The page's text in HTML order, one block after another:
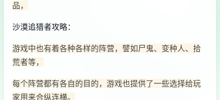
品，
沙漠追猎者攻略：
游戏中也有着各种各样的阵营，譬如尸鬼、变种人、拾
荒者等，
每个阵营都有各自的目的，游戏也提供了一些选择给玩
家用来合纵连横。